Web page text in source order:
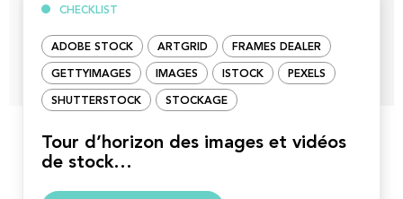
CHECKLIST
ADOBE STOCK ARTGRID FRAMES DEALER
GETTYIMAGES IMAGES ISTOCK PEXELS
SHUTTERSTOCK STOCKAGE
Tour d’horizon des images et vidéos
de stock…